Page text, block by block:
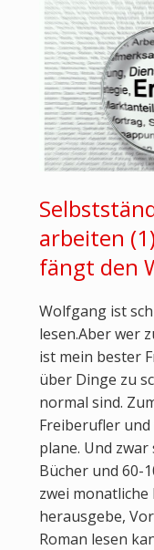
arbeiten
fängt den
Wolfgang ist
lesen.Aber wer
ist mein bester
über Dinge zu
normal sind.
Freiberufler
plane. Und zwar
Bücher und 60-
zwei
herausgebe,
Roman lesen